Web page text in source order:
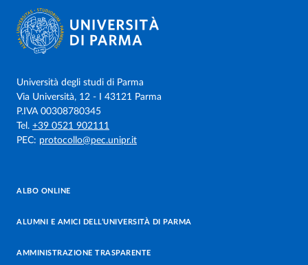
Università degli studi di Parma
Via Università, 12 - I 43121 Parma
P.IVA 00308780345
Tel. +39 0521 902111
PEC: protocollo@pec.unipr.it
ALBO ONLINE
ALUMNI E AMICI DELL’UNIVERSITÀ DI PARMA
AMMINISTRAZIONE TRASPARENTE